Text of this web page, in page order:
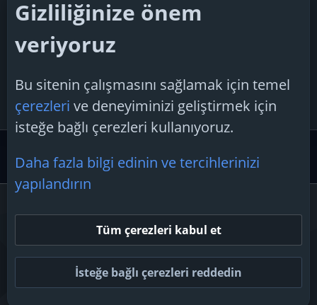
U
Konu 'XP Bilgisayar Sorunu Çalışma
Grubunda Diğer Bilgisayarları Görme
Çözümü (Kesin Çözüm Rehberi)'
ugrunsenel
18 Mart 2025
Cevaplar: 2
Microsoft Desteği
Şartlar ve kurallar
Gizlilik politikası
Yardım
Ana sayfa
R
S
Topluluk platform by TechForumTR
Gizliliğinize önem
veriyoruz
Bu sitenin çalışmasını sağlamak için temel
çerezleri ve deneyiminizi geliştirmek için
isteğe bağlı çerezleri kullanıyoruz.
Daha fazla bilgi edinin ve tercihlerinizi
yapılandırın
Tüm çerezleri kabul et
İsteğe bağlı çerezleri reddedin